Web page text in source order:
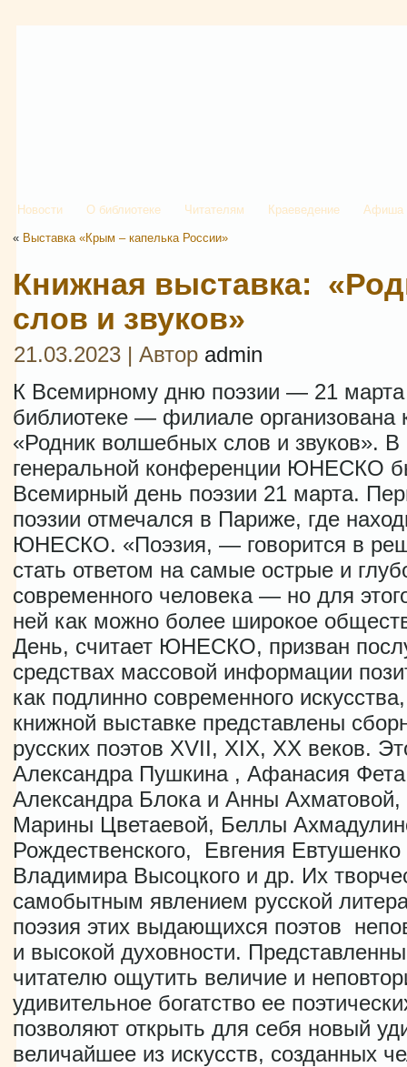
Новости О библиотеке Читателям Краеведение Афиша
« Выставка «Крым – капелька России»
Книжная выставка:
слов и звуков»
21.03.2023 | Автор admin
К Всемирному дню поэзии — 21 марта
библиотеке — филиале организована
«Родник волшебных слов и звуков». В
генеральной конференции ЮНЕСКО
Всемирный день поэзии 21 марта.
поэзии отмечался в Париже, где
ЮНЕСКО. «Поэзия, — говорится в
стать ответом на самые острые и
современного человека — но для
ней как можно более широкое
День, считает ЮНЕСКО, призван
средствах массовой информации
как подлинно современного
книжной выставке представлены
русских поэтов XVII, XIX, XX веков.
Александра Пушкина , Афанасия
Александра Блока и Анны Ахматовой,
Марины Цветаевой, Беллы
Рождественского, Евгения
Владимира Высоцкого и др. Их
самобытным явлением русской
поэзия этих выдающихся поэтов
и высокой духовности.
читателю ощутить величие и
удивительное богатство ее
позволяют открыть для себя новый
величайшее из искусств, созданных